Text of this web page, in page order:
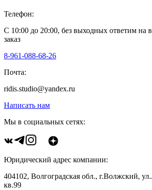
Телефон:
С 10:00 до 20:00, без выходных ответим на
заказ
8-961-088-68-26
Почта:
ridis.studio@yandex.ru
Написать нам
Мы в социальных сетях:
Юридический адрес компании:
404102, Волгоградская обл., г.Волжский,
кв.99